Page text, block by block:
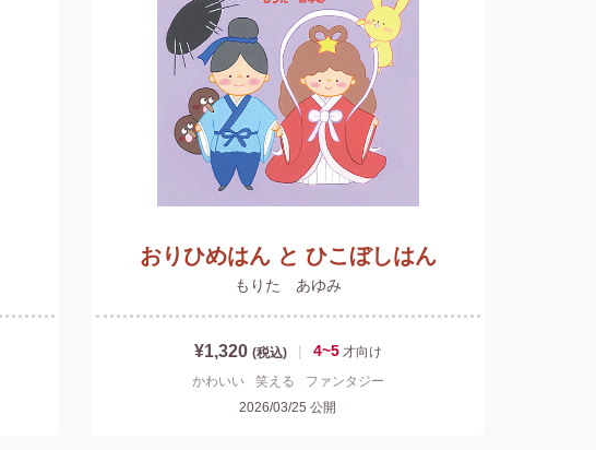
おりひめはん と ひこぼしはん
もりた あゆみ
¥1,320 (税込) | 4~5 才向け
かわいい
笑える
ファンタジー
2026/03/25 公開